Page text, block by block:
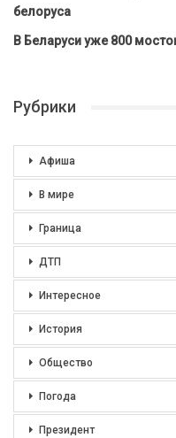
белоруса
В Беларуси уже 800
Рубрики
Афиша
В мире
Граница
ДТП
Интересное
История
Общество
Погода
Президент